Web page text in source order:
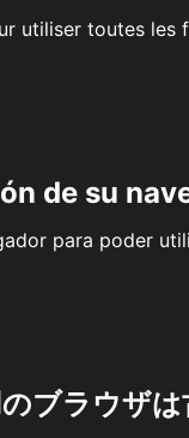
utiliser toutes
de su
para poder
ブラウザ